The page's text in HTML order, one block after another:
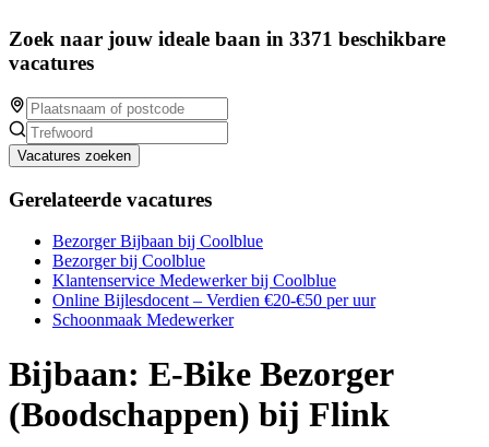
Zoek naar jouw ideale baan in 3371 beschikbare
vacatures
Vacatures zoeken
Gerelateerde vacatures
Bezorger Bijbaan bij Coolblue
Bezorger bij Coolblue
Klantenservice Medewerker bij Coolblue
Online Bijlesdocent – Verdien €20-€50 per uur
Schoonmaak Medewerker
Bijbaan: E-Bike Bezorger
(Boodschappen) bij Flink